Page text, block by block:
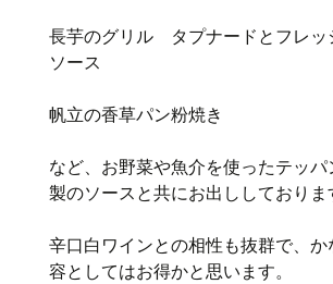
長芋のグリル タプナードとフレッ
ソース
帆立の香草パン粉焼き
など、お野菜や魚介を使ったテッパ
製のソースと共にお出ししておりま
辛口白ワインとの相性も抜群で、か
容としてはお得かと思います。